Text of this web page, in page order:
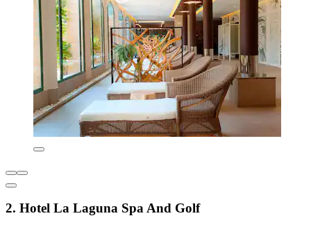
2. Hotel La Laguna Spa And Golf